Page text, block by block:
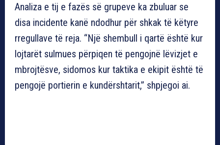
Analiza e tij e fazës së grupeve ka zbuluar se
disa incidente kanë ndodhur për shkak të këtyre
rregullave të reja. “Një shembull i qartë është kur
lojtarët sulmues përpiqen të pengojnë lëvizjet e
mbrojtësve, sidomos kur taktika e ekipit është të
pengojë portierin e kundërshtarit,” shpjegoi ai.